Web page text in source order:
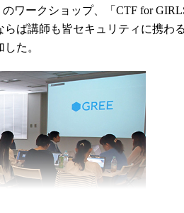
ワークショップ、「CTF for
ば講師も皆セキュリティに携わ
た。